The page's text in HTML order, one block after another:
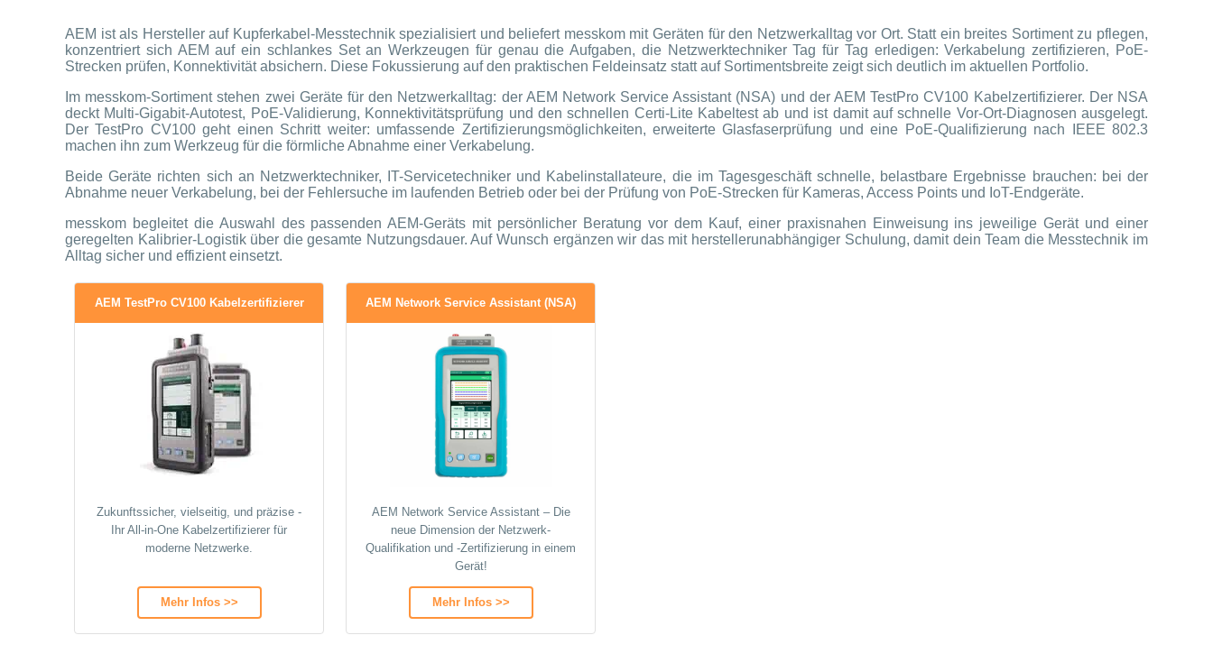
AEM ist als Hersteller auf Kupferkabel-Messtechnik spezialisiert und beliefert messkom mit Geräten für den Netzwerkalltag vor Ort. Statt ein breites Sortiment zu pflegen,
konzentriert sich AEM auf ein schlankes Set an Werkzeugen für genau die Aufgaben, die Netzwerktechniker Tag für Tag erledigen: Verkabelung zertifizieren, PoE-
Strecken prüfen, Konnektivität absichern. Diese Fokussierung auf den praktischen Feldeinsatz statt auf Sortimentsbreite zeigt sich deutlich im aktuellen Portfolio.
Im messkom-Sortiment stehen zwei Geräte für den Netzwerkalltag: der AEM Network Service Assistant (NSA) und der AEM TestPro CV100 Kabelzertifizierer. Der NSA
deckt Multi-Gigabit-Autotest, PoE-Validierung, Konnektivitätsprüfung und den schnellen Certi-Lite Kabeltest ab und ist damit auf schnelle Vor-Ort-Diagnosen ausgelegt.
Der TestPro CV100 geht einen Schritt weiter: umfassende Zertifizierungsmöglichkeiten, erweiterte Glasfaserprüfung und eine PoE-Qualifizierung nach IEEE 802.3
machen ihn zum Werkzeug für die förmliche Abnahme einer Verkabelung.
Beide Geräte richten sich an Netzwerktechniker, IT-Servicetechniker und Kabelinstallateure, die im Tagesgeschäft schnelle, belastbare Ergebnisse brauchen: bei der
Abnahme neuer Verkabelung, bei der Fehlersuche im laufenden Betrieb oder bei der Prüfung von PoE-Strecken für Kameras, Access Points und IoT-Endgeräte.
messkom begleitet die Auswahl des passenden AEM-Geräts mit persönlicher Beratung vor dem Kauf, einer praxisnahen Einweisung ins jeweilige Gerät und einer
geregelten Kalibrier-Logistik über die gesamte Nutzungsdauer. Auf Wunsch ergänzen wir das mit herstellerunabhängiger Schulung, damit dein Team die Messtechnik im
Alltag sicher und effizient einsetzt.
AEM TestPro CV100 Kabelzertifizierer
Zukunftssicher, vielseitig, und präzise -
Ihr All-in-One Kabelzertifizierer für
moderne Netzwerke.
Mehr Infos >>
AEM Network Service Assistant (NSA)
AEM Network Service Assistant – Die
neue Dimension der Netzwerk-
Qualifikation und -Zertifizierung in einem
Gerät!
Mehr Infos >>